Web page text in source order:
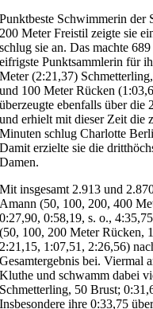
Punktbeste Schwimmerin
200 Meter Freistil zeigte sie
schlug sie an. Das machte
eifrigste Punktsammlerin für
Meter (2:21,37)
und 100 Meter Rücken
überzeugte ebenfalls über
und erhielt mit dieser Zeit die
Minuten schlug Charlotte
Damit erzielte sie die
Damen.
Mit insgesamt 2.913 und
Amann (50, 100, 200, 400
0:27,90, 0:58,19, s. o.,
(50, 100, 200 Meter Rücken,
2:21,15, 1:07,51, 2:26,56)
Gesamtergebnis bei. Viermal
Kluthe und schwamm dabei
Schmetterling, 50 Brust;
Insbesondere ihre 0:33,75